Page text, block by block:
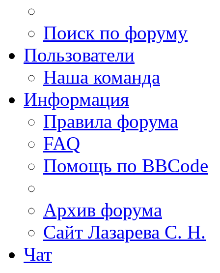
Поиск по форуму
Пользователи
Наша команда
Информация
Правила форума
FAQ
Помощь по BBCode
Архив форума
Сайт Лазарева С. Н.
Чат